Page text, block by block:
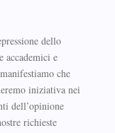
dello
accademici e
che
iniziativa nei
dell’opinione
richieste